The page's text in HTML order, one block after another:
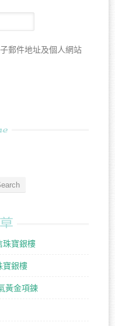
郵件地址及個人網站
珠寶銀樓
寶銀樓
黃金項鍊